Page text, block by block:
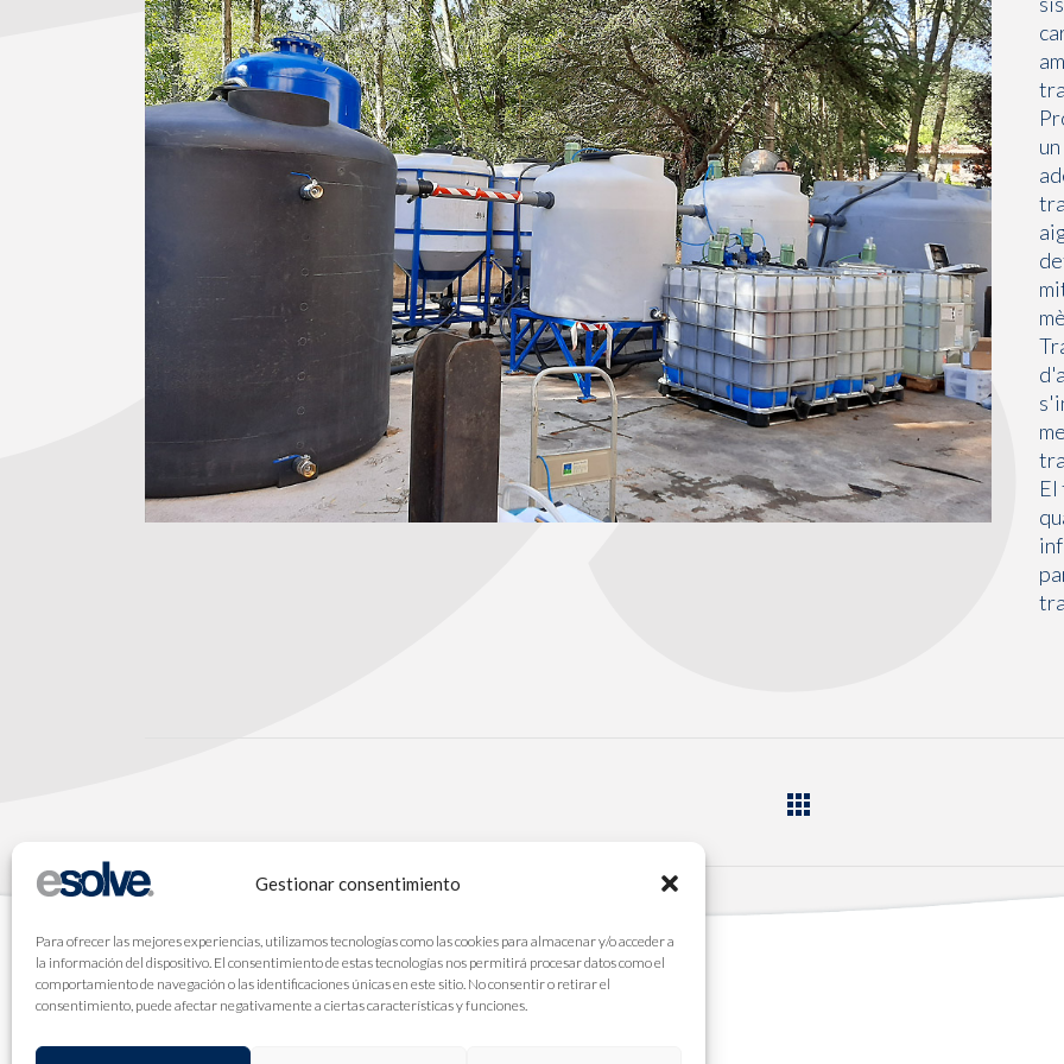
Gestionar consentimiento
Para ofrecer las mejores experiencias, utilizamos tecnologías como las cookies para almacenar y/o acceder a
la información del dispositivo. El consentimiento de estas tecnologías nos permitirá procesar datos como el
comportamiento de navegación o las identificaciones únicas en este sitio. No consentir o retirar el
consentimiento, puede afectar negativamente a ciertas características y funciones.
El